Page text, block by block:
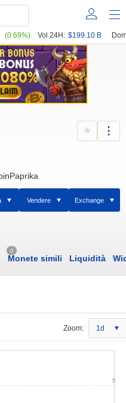
(0.69%) Vol 24H: $199.10 B
Vendere Exchange
0
Monete simili Liquidità
Zoom: 1d
5